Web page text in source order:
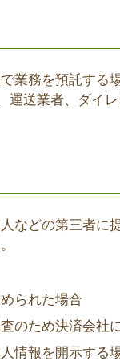
業務を預託する
送業者、ダイ
などの第三者に
られた場合
のため決済会社
情報を開示する